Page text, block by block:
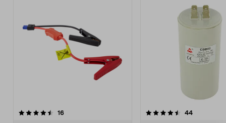
16arvostelut
4.5 viidestä
44arvostelut
4.5 viidestä